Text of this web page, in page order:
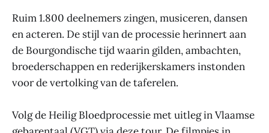
Ruim 1.800 deelnemers zingen, musiceren, dansen
en acteren. De stijl van de processie herinnert aan
de Bourgondische tijd waarin gilden, ambachten,
broederschappen en rederijkerskamers instonden
voor de vertolking van de taferelen.
Volg de Heilig Bloedprocessie met uitleg in Vlaamse